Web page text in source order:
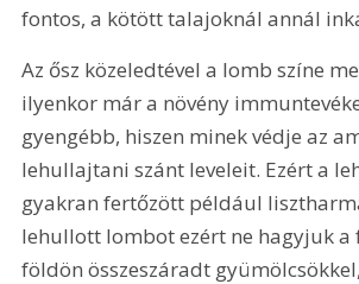
fontos, a kötött talajoknál annál
Az ősz közeledtével a lomb színe
ilyenkor már a növény
gyengébb, hiszen minek védje az
lehullajtani szánt leveleit. Ezért a
gyakran fertőzött például
lehullott lombot ezért ne hagyjuk a
földön összeszáradt